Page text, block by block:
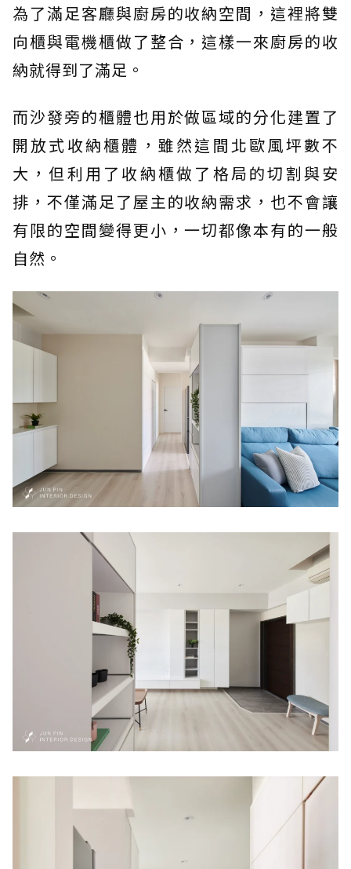
為了滿足客廳與廚房的收納空間，這裡將雙
向櫃與電機櫃做了整合，這樣一來廚房的收
納就得到了滿足。
而沙發旁的櫃體也用於做區域的分化建置了
開放式收納櫃體，雖然這間北歐風坪數不
大，但利用了收納櫃做了格局的切割與安
排，不僅滿足了屋主的收納需求，也不會讓
有限的空間變得更小，一切都像本有的一般
自然。